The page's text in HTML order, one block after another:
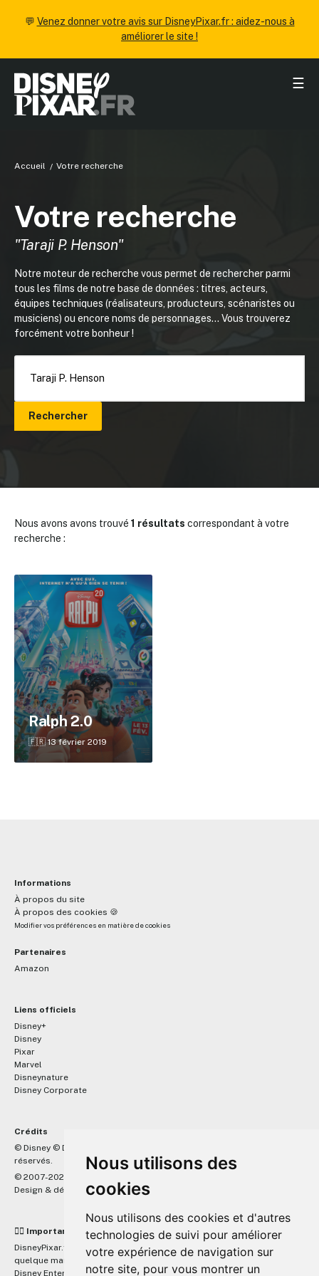
Nous utilisons des
cookies
Nous utilisons des cookies et d'autres
technologies de suivi pour améliorer
votre expérience de navigation sur
notre site, pour vous montrer un
💬 Venez donner votre avis sur DisneyPixar.fr : aidez-nous à
améliorer le site !
☰
Accueil Votre recherche
Votre recherche
"Taraji P. Henson"
Notre moteur de recherche vous permet de rechercher parmi
tous les films de notre base de données : titres, acteurs,
équipes techniques (réalisateurs, producteurs, scénaristes ou
musiciens) ou encore noms de personnages... Vous trouverez
forcément votre bonheur !
Rechercher
Nous avons avons trouvé 1 résultats correspondant à votre
recherche :
Ralph 2.0
🇫🇷 13 février 2019
Informations
À propos du site
À propos des cookies 🍪
Modifier vos préférences en matière de cookies
Partenaires
Amazon
Liens officiels
Disney+
Disney
Pixar
Marvel
Disneynature
Disney Corporate
Crédits
© Disney © Disney/Pixar © &
réservés.
© 2007-2026 DisneyPixar.fr
Design & développement : MonsieurPaul
☝🏼 Important
DisneyPixar.fr est un site indépendant et n'est en aucun cas lié de
quelque manière que ce soit avec The Walt Disney Company, Pixar,
Disney Enterprises, Inc ou leurs dérivés ou associés. Toute demande
✕